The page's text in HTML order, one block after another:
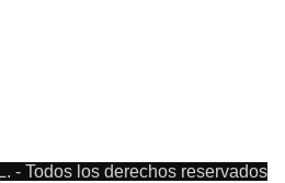
- Todos los derechos reservados